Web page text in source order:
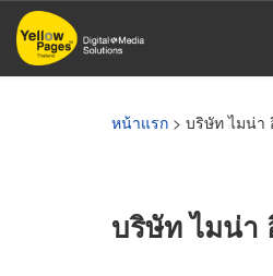
ข้าม
ไป
หน้าแรก > บริษัท ไมน่า
บริษัท ไมน่า